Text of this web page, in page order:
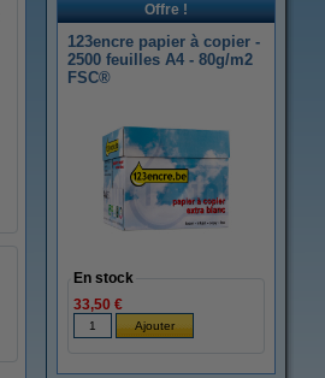
Offre !
123encre papier à copier -
2500 feuilles A4 - 80g/m2
FSC®
En stock
33,50 €